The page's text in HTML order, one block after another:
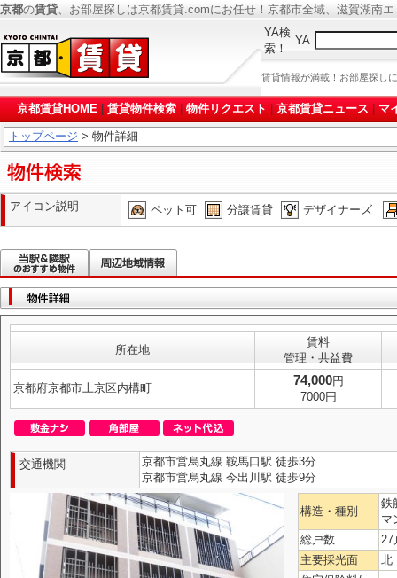
京都の賃貸、お部屋探しは京都賃貸.comにお任せ！京都市全域、滋賀湖南
YA検
索！
YA
賃貸情報が満載！お部屋探し
京都賃貸HOME 賃貸物件検索 物件リクエスト 京都賃貸ニュース マ
トップページ > 物件詳細
アイコン説明 ペット可 分譲賃貸 デザイナーズ
所在地
賃料
管理・共益費
京都府京都市上京区内構町
74,000円
7000円
交通機関
京都市営烏丸線 鞍馬口駅 徒歩3分
京都市営烏丸線 今出川駅 徒歩9分
構造・種別
鉄
マ
総戸数
27
主要採光面
北